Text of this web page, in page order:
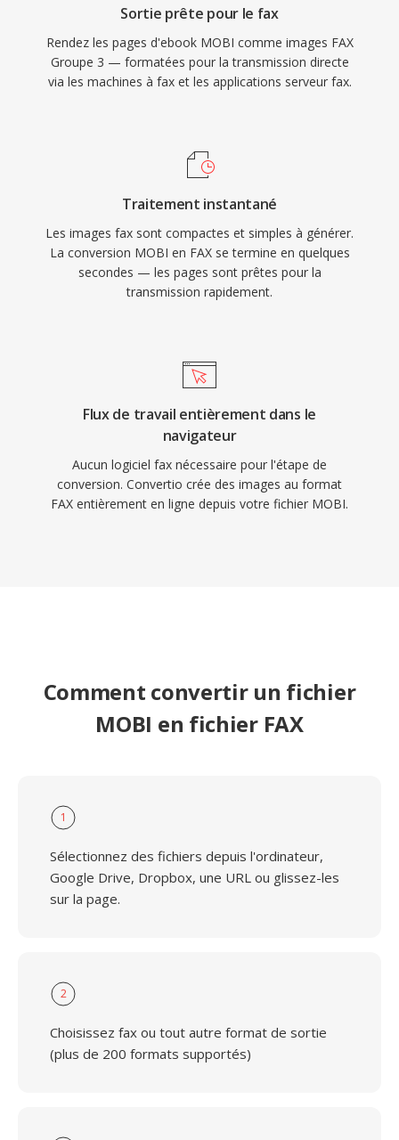
Sortie prête pour le fax
Rendez les pages d'ebook MOBI comme images FAX
Groupe 3 — formatées pour la transmission directe
via les machines à fax et les applications serveur fax.
Traitement instantané
Les images fax sont compactes et simples à générer.
La conversion MOBI en FAX se termine en quelques
secondes — les pages sont prêtes pour la
transmission rapidement.
Flux de travail entièrement dans le
navigateur
Aucun logiciel fax nécessaire pour l'étape de
conversion. Convertio crée des images au format
FAX entièrement en ligne depuis votre fichier MOBI.
Comment convertir un fichier
MOBI en fichier FAX
1
Sélectionnez des fichiers depuis l'ordinateur,
Google Drive, Dropbox, une URL ou glissez-les
sur la page.
2
Choisissez fax ou tout autre format de sortie
(plus de 200 formats supportés)